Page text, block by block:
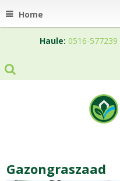
Home
Haule: 0516-577239
Gazongraszaad